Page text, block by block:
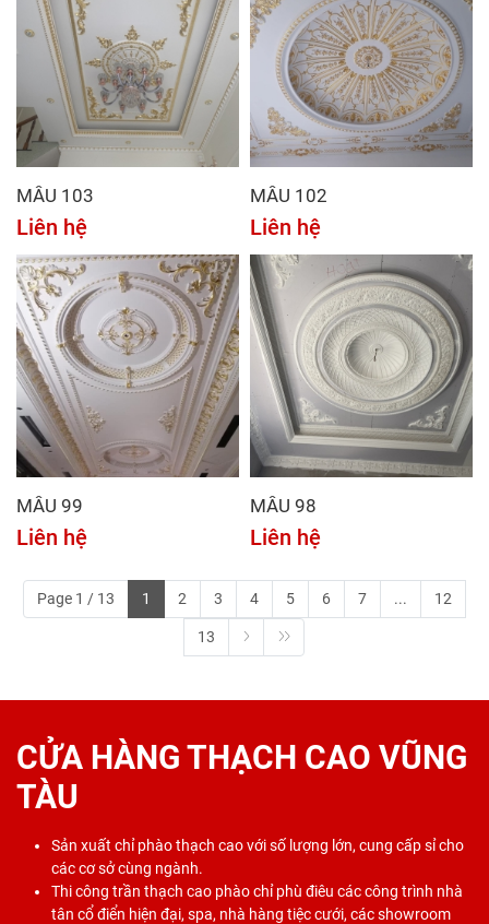
MẪU 103
Liên hệ
MẪU 102
Liên hệ
MẪU 99
Liên hệ
MẪU 98
Liên hệ
Page 1 / 13 1 2 3 4 5 6 7 ... 12
13
CỬA HÀNG THẠCH CAO VŨNG
TÀU
Sản xuất chỉ phào thạch cao với số lượng lớn, cung cấp sỉ cho
các cơ sở cùng ngành.
Thi công trần thạch cao phào chỉ phù điêu các công trình nhà
tân cổ điển hiện đại, spa, nhà hàng tiệc cưới, các showroom